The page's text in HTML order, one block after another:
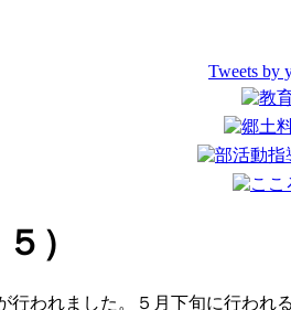
Tweets by
）
行われました。５月下旬に行わ